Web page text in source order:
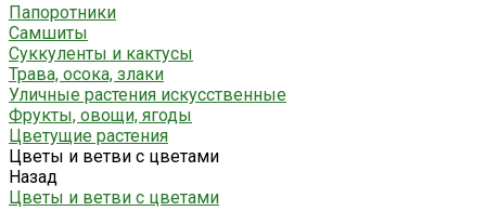
Папоротники
Самшиты
Суккуленты и кактусы
Трава, осока, злаки
Уличные растения искусственные
Фрукты, овощи, ягоды
Цветущие растения
Цветы и ветви с цветами
Назад
Цветы и ветви с цветами